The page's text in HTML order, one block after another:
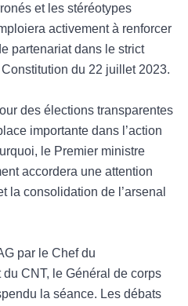
et les stéréotypes
activement à renforcer
partenariat dans le strict
onstitution du 22 juillet 2023.
des élections transparentes
importante dans l’action
le Premier ministre
accordera une attention
la consolidation de l’arsenal
par le Chef du
CNT, le Général de corps
la séance. Les débats